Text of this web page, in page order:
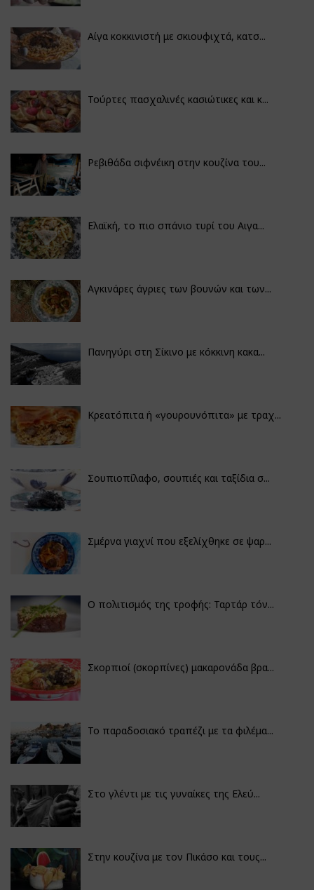
Αίγα κοκκινιστή με σκιουφιχτά, κατσ...
Τούρτες πασχαλινές κασιώτικες και κ...
Ρεβιθάδα σιφνέικη στην κουζίνα του...
Ελαϊκή, το πιο σπάνιο τυρί του Αιγα...
Αγκινάρες άγριες των βουνών και των...
Πανηγύρι στη Σίκινο με κόκκινη κακα...
Κρεατόπιτα ή «γουρουνόπιτα» με τραχ...
Σουπιοπίλαφο, σουπιές και ταξίδια σ...
Σμέρνα γιαχνί που εξελίχθηκε σε ψαρ...
Ο πολιτισμός της τροφής: Ταρτάρ τόν...
Σκορπιοί (σκορπίνες) μακαρονάδα βρα...
Το παραδοσιακό τραπέζι με τα φιλέμα...
Στο γλέντι με τις γυναίκες της Ελεύ...
Στην κουζίνα με τον Πικάσο και τους...